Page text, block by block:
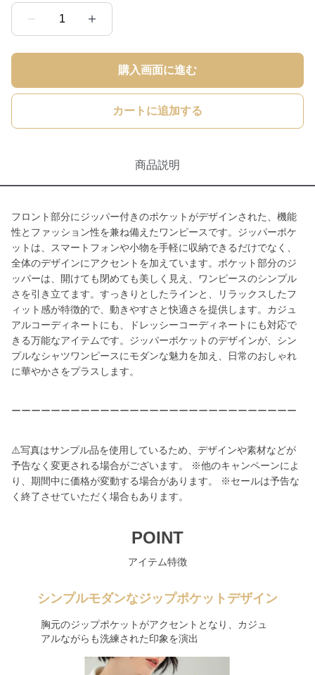
1
購入画面に進む
カートに追加する
商品説明
フロント部分にジッパー付きのポケットがデザインされた、機能
性とファッション性を兼ね備えたワンピースです。ジッパーポケ
ットは、スマートフォンや小物を手軽に収納できるだけでなく、
全体のデザインにアクセントを加えています。ポケット部分のジ
ッパーは、開けても閉めても美しく見え、ワンピースのシンプル
さを引き立てます。すっきりとしたラインと、リラックスしたフ
ィット感が特徴的で、動きやすさと快適さを提供します。カジュ
アルコーディネートにも、ドレッシーコーディネートにも対応で
きる万能なアイテムです。ジッパーポケットのデザインが、シン
プルなシャツワンピースにモダンな魅力を加え、日常のおしゃれ
に華やかさをプラスします。
ーーーーーーーーーーーーーーーーーーーーーーーーーーーーー
⚠️写真はサンプル品を使用しているため、デザインや素材などが
予告なく変更される場合がございます。 ※他のキャンペーンによ
り、期間中に価格が変動する場合があります。 ※セールは予告な
く終了させていただく場合もあります。
POINT
アイテム特徴
シンプルモダンなジップポケットデザイン
胸元のジップポケットがアクセントとなり、カジュ
アルながらも洗練された印象を演出